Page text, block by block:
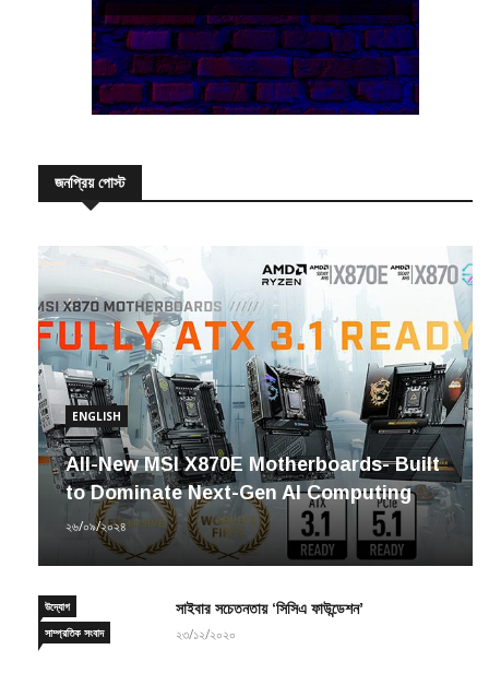
জনপ্রিয় পোস্ট
ENGLISH
All-New MSI X870E Motherboards- Built
to Dominate Next-Gen AI Computing
২৬/০৯/২০২৪
উদ্যোগ
সাম্প্রতিক সংবাদ
সাইবার সচেতনতায় ‘সিসিএ ফাউন্ডেশন’
২৩/১২/২০২০